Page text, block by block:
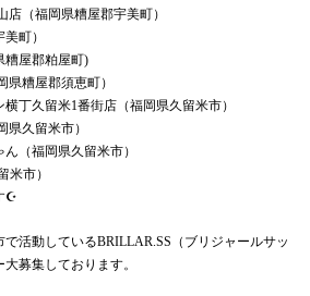
店（福岡県糟屋郡宇美町）
町）
糟屋郡粕屋町)
県糟屋郡須恵町）
丁久留米1番街店（福岡県久留米市）
県久留米市）
（福岡県久留米市）
米市）
☪️
活動しているBRILLAR.SS（ブリジャールサッ
募集しております。